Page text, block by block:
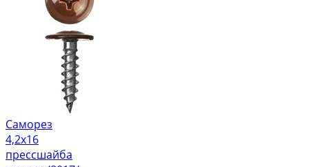
Саморез
4,2х16
прессшайба